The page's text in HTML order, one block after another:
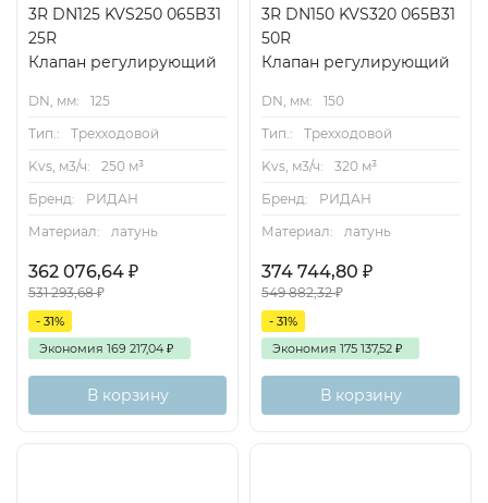
3R DN125 KVS250 065B31
25R
Клапан регулирующий
DN, мм:
125
Тип.:
Трехходовой
Kvs, м3/ч:
250 м³
Бренд:
РИДАН
Материал:
латунь
362 076,64 ₽
531 293,68₽
- 31%
Экономия 169 217,04 ₽
В корзину
3R DN150 KVS320 065B31
50R
Клапан регулирующий
DN, мм:
150
Тип.:
Трехходовой
Kvs, м3/ч:
320 м³
Бренд:
РИДАН
Материал:
латунь
374 744,80 ₽
549 882,32₽
- 31%
Экономия 175 137,52 ₽
В корзину